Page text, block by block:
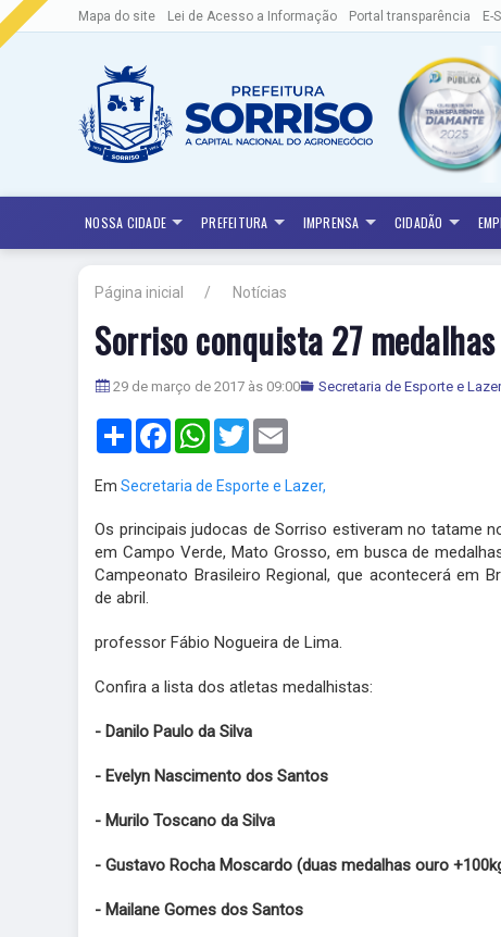
Mapa do site Lei de Acesso a Informação Portal transparência E-
NOSSA CIDADE PREFEITURA IMPRENSA CIDADÃO
Página inicial Notícias
Sorriso conquista 27
29 de março de 2017 às 09:00 Secretaria de Esporte e Lazer
Share FacebookWhatsApp
Twitter
Em Secretaria de Esporte e Lazer,
Os principais judocas de Sorriso estiveram no tatame
em Campo Verde, Mato Grosso, em busca de
Campeonato Brasileiro Regional, que acontecerá em
de abril.
professor Fábio Nogueira de Lima.
Confira a lista dos atletas medalhistas:
- Danilo Paulo da Silva
- Evelyn Nascimento dos Santos
- Murilo Toscano da Silva
- Gustavo Rocha Moscardo (duas medalhas ouro
- Mailane Gomes dos Santos